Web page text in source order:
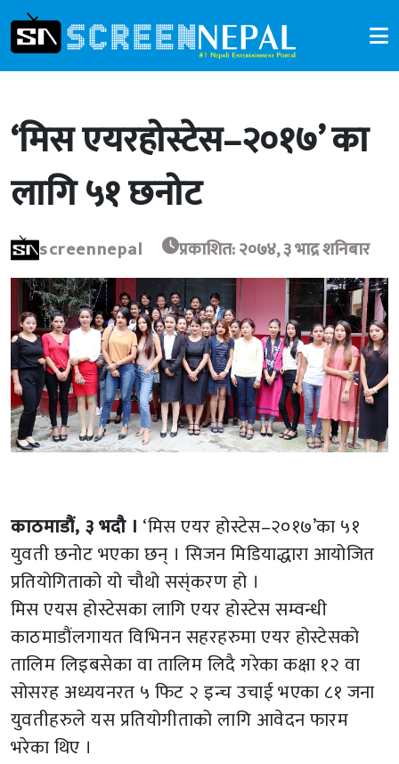
‘मिस एयरहोस्टेस–२०१७’ का
लागि ५१ छनोट
screennepal प्रकाशित: २०७४, ३ भाद्र शनिबार
काठमाडौं, ३ भदौ । ‘मिस एयर होस्टेस–२०१७’का ५१
युवती छनोट भएका छन् । सिजन मिडियाद्धारा आयोजित
प्रतियोगिताको यो चौथो सस्ंकरण हो ।
मिस एयस होस्टेसका लागि एयर होस्टेस सम्वन्धी
काठमाडौंलगायत विभिनन सहरहरुमा एयर होस्टेसको
तालिम लिइबसेका वा तालिम लिदै गरेका कक्षा १२ वा
सोसरह अध्ययनरत ५ फिट २ इन्च उचाई भएका ८१ जना
युवतीहरुले यस प्रतियोगीताको लागि आवेदन फारम
भरेका थिए ।